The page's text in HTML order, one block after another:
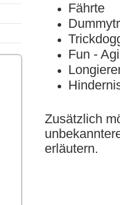
Fährte
Fun -
Zusätzlich
erläutern.